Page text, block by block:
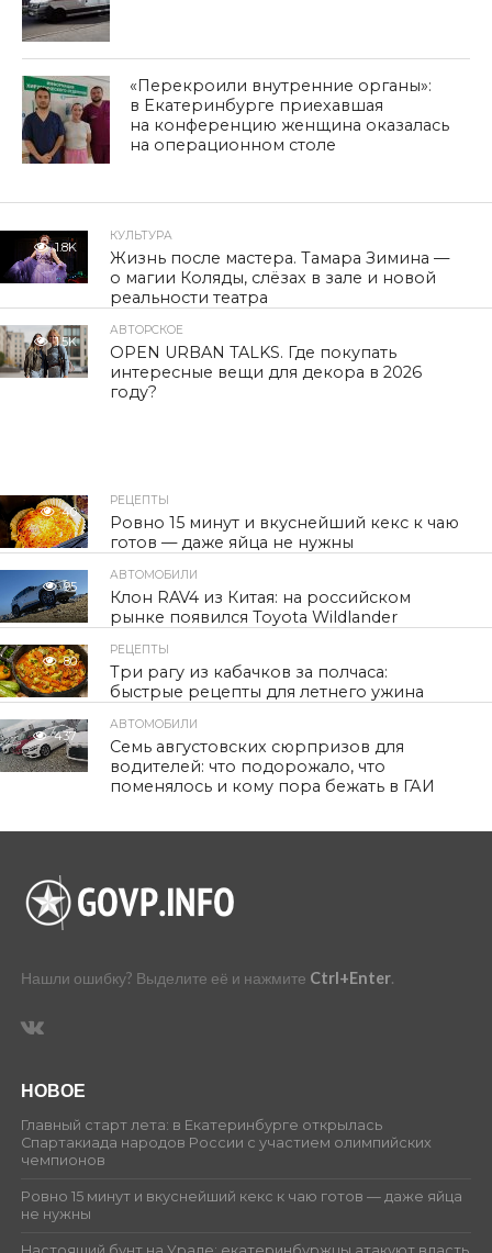
«Перекроили внутренние органы»:
в Екатеринбурге приехавшая
на конференцию женщина оказалась
на операционном столе
1.8K
КУЛЬТУРА
Жизнь после мастера. Тамара Зимина —
о магии Коляды, слёзах в зале и новой
реальности театра
1.5K
АВТОРСКОЕ
OPEN URBAN TALKS. Где покупать
интересные вещи для декора в 2026
году?
40
РЕЦЕПТЫ
Ровно 15 минут и вкуснейший кекс к чаю
готов — даже яйца не нужны
95
АВТОМОБИЛИ
Клон RAV4 из Китая: на российском
рынке появился Toyota Wildlander
80
РЕЦЕПТЫ
Три рагу из кабачков за полчаса:
быстрые рецепты для летнего ужина
437
АВТОМОБИЛИ
Семь августовских сюрпризов для
водителей: что подорожало, что
поменялось и кому пора бежать в ГАИ
Нашли ошибку? Выделите её и нажмите Ctrl+Enter.
НОВОЕ
Главный старт лета: в Екатеринбурге открылась
Спартакиада народов России с участием олимпийских
чемпионов
Ровно 15 минут и вкуснейший кекс к чаю готов — даже яйца
не нужны